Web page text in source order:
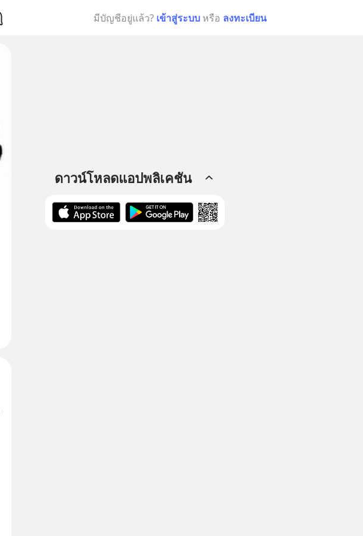
มีบัญชีอยู่แล้ว? เข้าสู่ระบบ หรือ ลงทะเบียน
ดาวน์โหลดแอปพลิเคชัน